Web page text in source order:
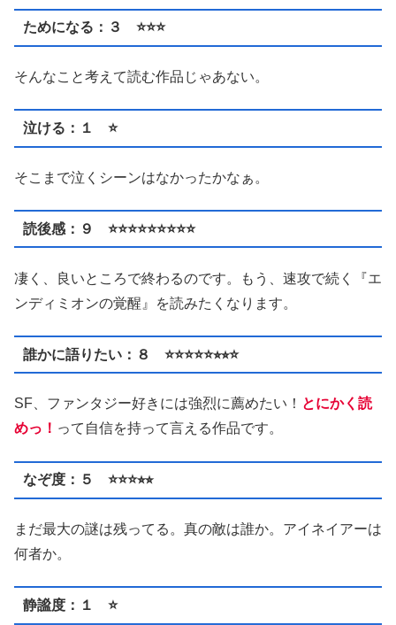
ためになる：３ ⭐️⭐️⭐️
そんなこと考えて読む作品じゃあない。
泣ける：１ ⭐️
そこまで泣くシーンはなかったかなぁ。
読後感：９ ⭐️⭐️⭐️⭐️⭐️⭐️⭐️⭐️⭐️
凄く、良いところで終わるのです。もう、速攻で続く『エ
ンディミオンの覚醒』を読みたくなります。
誰かに語りたい：８ ⭐️⭐️⭐️⭐️⭐️⭐︎⭐︎⭐️
SF、ファンタジー好きには強烈に薦めたい！ とにかく読
めっ！ って自信を持って言える作品です。
なぞ度：５ ⭐️⭐️⭐️⭐︎⭐︎
まだ最大の謎は残ってる。真の敵は誰か。アイネイアーは
何者か。
静謐度：１ ⭐️